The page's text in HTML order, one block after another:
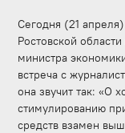
Сегодня (21
Ростовской
министра
встреча с
она звучит так: «О
стимулированию
средств взамен